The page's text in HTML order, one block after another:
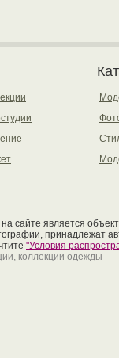
сайте является
принадлежат
"Условия
коллекции одежды